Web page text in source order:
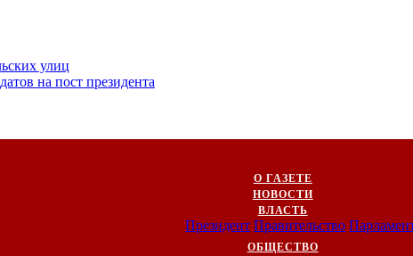
улиц
на пост президента
О ГАЗЕТЕ
НОВОСТИ
ВЛАСТЬ
Президент Правительство
ОБЩЕСТВО